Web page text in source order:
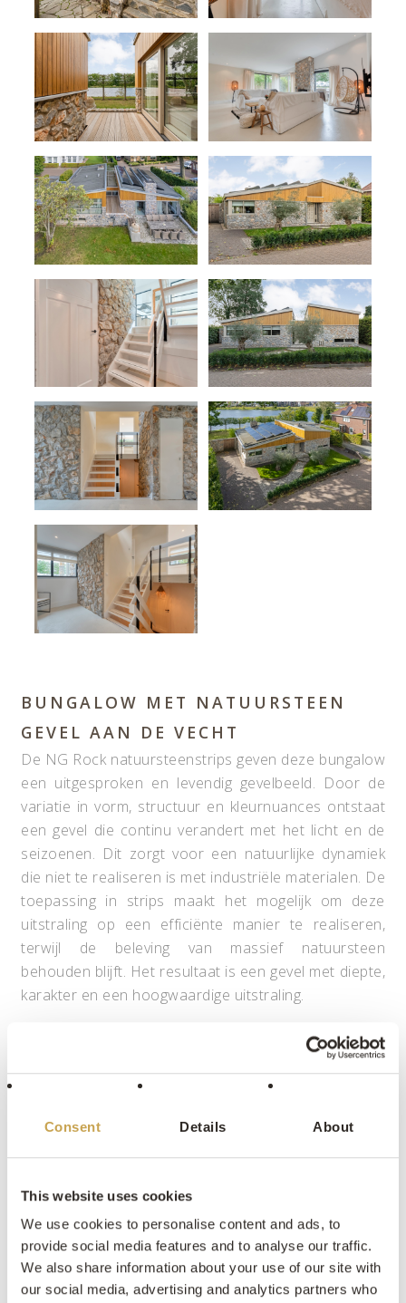
Consent Details About
This website uses cookies
We use cookies to personalise content and ads, to
provide social media features and to analyse our traffic.
We also share information about your use of our site with
our social media, advertising and analytics partners who
BUNGALOW MET NATUURSTEEN
GEVEL AAN DE VECHT
De NG Rock natuursteenstrips geven deze bungalow
een uitgesproken en levendig gevelbeeld. Door de
variatie in vorm, structuur en kleurnuances ontstaat
een gevel die continu verandert met het licht en de
seizoenen. Dit zorgt voor een natuurlijke dynamiek
die niet te realiseren is met industriële materialen. De
toepassing in strips maakt het mogelijk om deze
uitstraling op een efficiënte manier te realiseren,
terwijl de beleving van massief natuursteen
behouden blijft. Het resultaat is een gevel met diepte,
karakter en een hoogwaardige uitstraling.
CONTRAST EN BALANS IN MATERIAALGEBRUIK
De combinatie van natuursteen met verticale houten
gevelbekleding zorgt voor een uitgebalanceerd
robuustheid en massa, brengt het hout warmte en
verfijning in het ontwerp. Deze wisselwerking
voor een duidelijke gelaagdheid in de gevel. Door
bewust te kiezen voor natuurlijke materialen ontstaat
een tijdloos ontwerp dat zowel modern als
ingetogen oogt en perfect aansluit bij de groene
omgeving.